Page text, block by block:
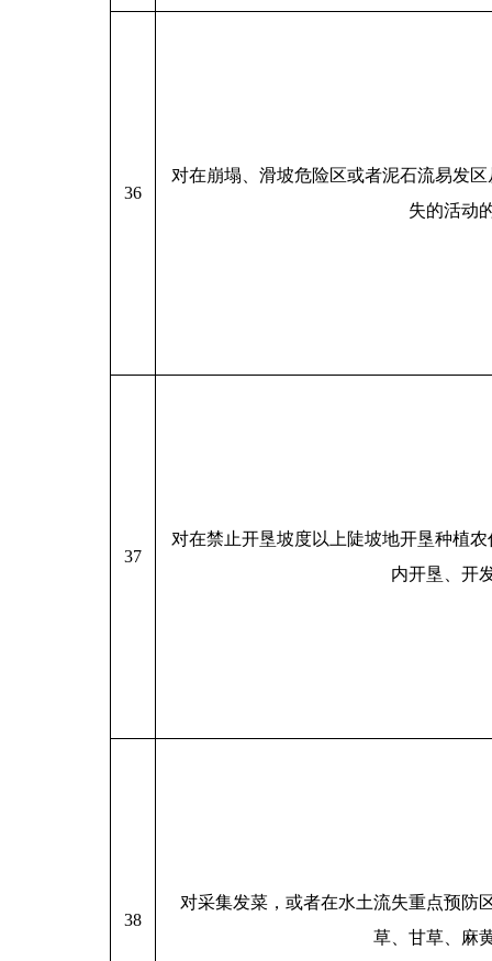
36
对在崩塌、滑坡危险区或者泥石流易发
失的活动
37
对在禁止开垦坡度以上陡坡地开垦种植
内开垦、开
38
对采集发菜，或者在水土流失重点预防
草、甘草、麻